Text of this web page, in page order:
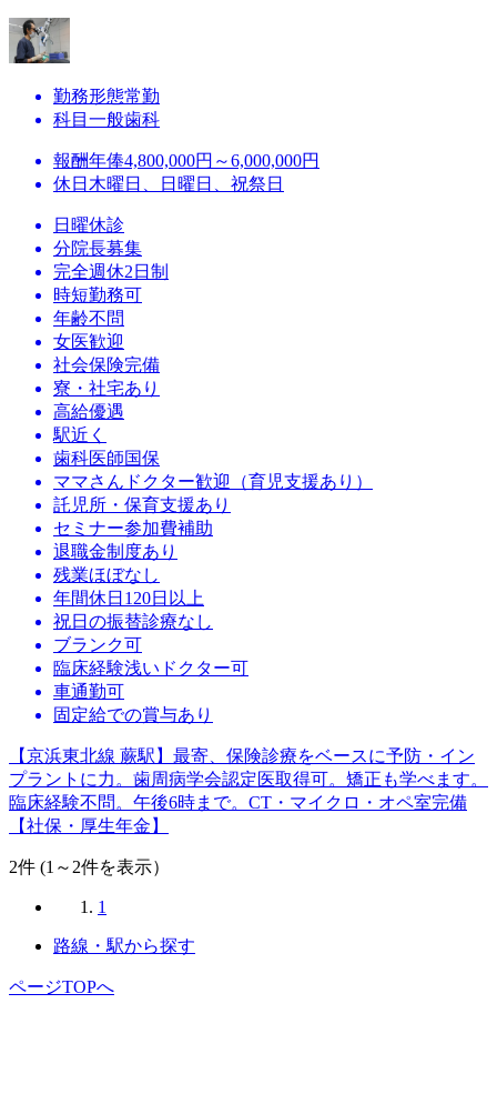
勤務形態常勤
科目 一般歯科
報酬年俸4,800,000円～6,000,000円
休日 木曜日、日曜日、祝祭日
日曜休診
分院長募集
完全週休2日制
時短勤務可
年齢不問
女医歓迎
社会保険完備
寮・社宅あり
高給優遇
駅近く
歯科医師国保
ママさんドクター歓迎（育児支援あり）
託児所・保育支援あり
セミナー参加費補助
退職金制度あり
残業ほぼなし
年間休日120日以上
祝日の振替診療なし
ブランク可
臨床経験浅いドクター可
車通勤可
固定給での賞与あり
【京浜東北線 蕨駅】最寄、保険診療をベースに予防・イン
プラントに力。歯周病学会認定医取得可。矯正も学べます。
臨床経験不問。午後6時まで。CT・マイクロ・オペ室完備
【社保・厚生年金】
2件 (1～2件を表示）
1
路線・駅から探す
ページTOPへ